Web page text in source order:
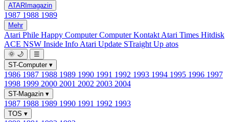
ATARImagazin
1987 1988 1989
Mehr
Atari Phile Happy ComputerComputer Kontakt Atari Times Hitdisk
ACE NSW Inside Info Atari Update STraight Up atos
🌞 🌙
☰
ST-Computer ▾
1986 1987 1988 1989 1990 1991 1992 1993 1994 1995 1996 1997
1998 1999 2000 2001 2002 2003 2004
ST-Magazin ▾
1987 1988 1989 1990 1991 1992 1993
TOS ▾